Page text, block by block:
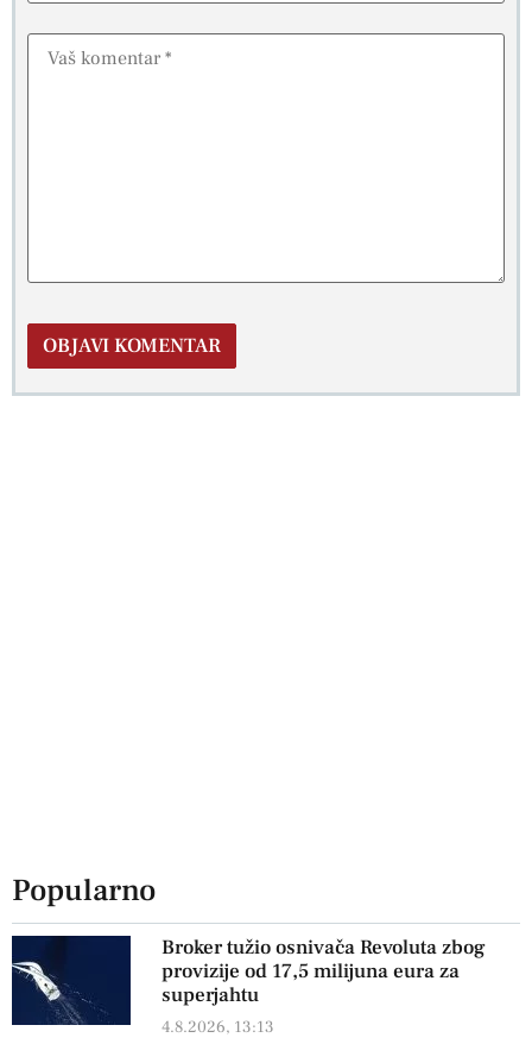
Popularno
Broker tužio osnivača Revoluta zbog
provizije od 17,5 milijuna eura za
superjahtu
4.8.2026, 13:13